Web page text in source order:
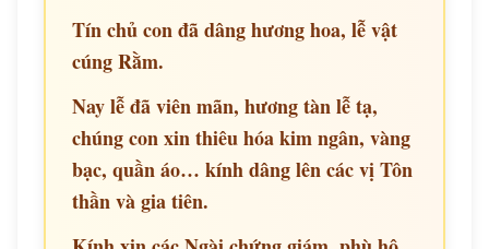
Tín chủ con đã dâng hương hoa, lễ vật
cúng Rằm.
Nay lễ đã viên mãn, hương tàn lễ tạ,
chúng con xin thiêu hóa kim ngân, vàng
bạc, quần áo… kính dâng lên các vị Tôn
thần và gia tiên.